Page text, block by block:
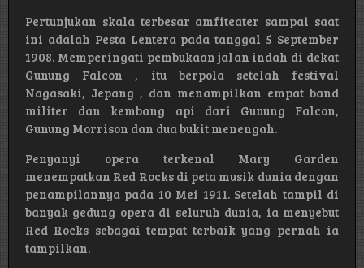
Pertunjukan skala terbesar amfiteater sampai saat
ini adalah Pesta Lentera pada tanggal 5 September
1908. Memperingati pembukaan jalan indah di dekat
Gunung Falcon , itu berpola setelah festival
Nagasaki, Jepang , dan menampilkan empat band
militer dan kembang api dari Gunung Falcon,
Gunung Morrison dan dua bukit menengah.
Penyanyi opera terkenal Mary Garden
menempatkan Red Rocks di peta musik dunia dengan
penampilannya pada 10 Mei 1911. Setelah tampil di
banyak gedung opera di seluruh dunia, ia menyebut
Red Rocks sebagai tempat terbaik yang pernah ia
tampilkan.